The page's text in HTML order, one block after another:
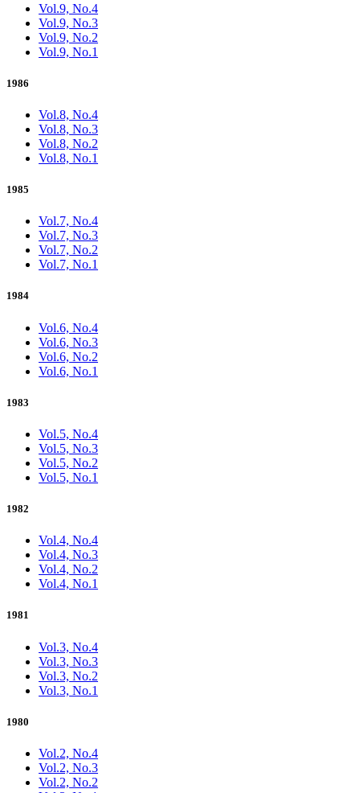
Vol.9, No.4
Vol.9, No.3
Vol.9, No.2
Vol.9, No.1
1986
Vol.8, No.4
Vol.8, No.3
Vol.8, No.2
Vol.8, No.1
1985
Vol.7, No.4
Vol.7, No.3
Vol.7, No.2
Vol.7, No.1
1984
Vol.6, No.4
Vol.6, No.3
Vol.6, No.2
Vol.6, No.1
1983
Vol.5, No.4
Vol.5, No.3
Vol.5, No.2
Vol.5, No.1
1982
Vol.4, No.4
Vol.4, No.3
Vol.4, No.2
Vol.4, No.1
1981
Vol.3, No.4
Vol.3, No.3
Vol.3, No.2
Vol.3, No.1
1980
Vol.2, No.4
Vol.2, No.3
Vol.2, No.2